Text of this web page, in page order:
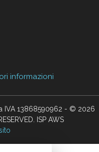
informazioni
IVA 13868590962 - © 2026
ISP AWS